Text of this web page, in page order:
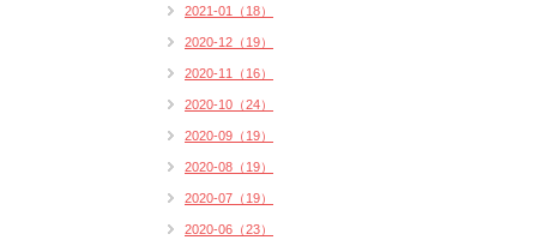
2021-01（18）
2020-12（19）
2020-11（16）
2020-10（24）
2020-09（19）
2020-08（19）
2020-07（19）
2020-06（23）